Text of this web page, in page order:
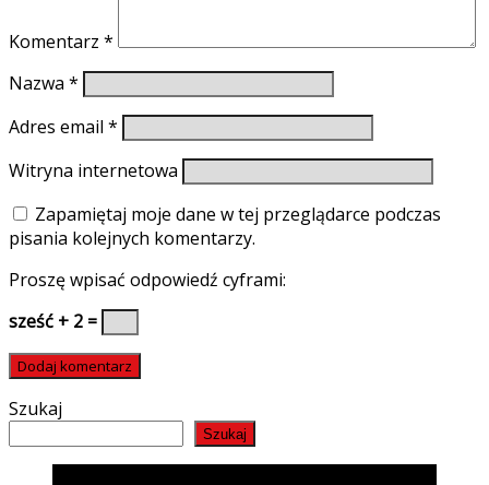
Komentarz *
Nazwa *
Adres email *
Witryna internetowa
Zapamiętaj moje dane w tej przeglądarce podczas
pisania kolejnych komentarzy.
Proszę wpisać odpowiedź cyframi:
sześć + 2 =
Szukaj
Szukaj